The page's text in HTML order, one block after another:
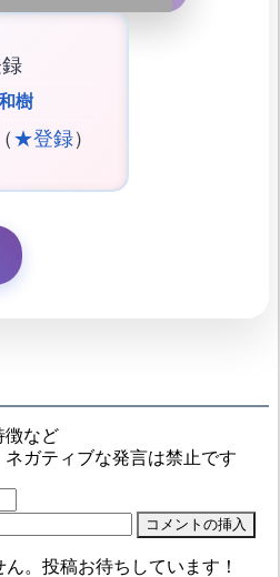
樹
★登録）
徴など
ガティブな発言は禁止です
。投稿お待ちしています！